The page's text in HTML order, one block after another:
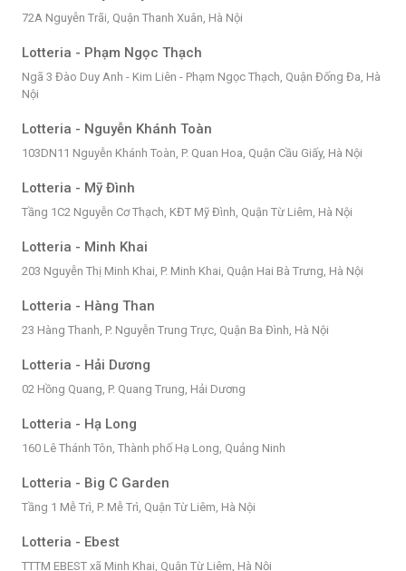
72A Nguyễn Trãi, Quận Thanh Xuân, Hà Nội
Lotteria - Phạm Ngọc Thạch
Ngã 3 Đào Duy Anh - Kim Liên - Phạm Ngọc Thạch, Quận Đống Đa, Hà
Nội
Lotteria - Nguyễn Khánh Toàn
103DN11 Nguyễn Khánh Toàn, P. Quan Hoa, Quận Cầu Giấy, Hà Nội
Lotteria - Mỹ Đình
Tầng 1C2 Nguyễn Cơ Thạch, KĐT Mỹ Đình, Quận Từ Liêm, Hà Nội
Lotteria - Minh Khai
203 Nguyễn Thị Minh Khai, P. Minh Khai, Quận Hai Bà Trưng, Hà Nội
Lotteria - Hàng Than
23 Hàng Thanh, P. Nguyễn Trung Trực, Quận Ba Đình, Hà Nội
Lotteria - Hải Dương
02 Hồng Quang, P. Quang Trung, Hải Dương
Lotteria - Hạ Long
160 Lê Thánh Tôn, Thành phố Hạ Long, Quảng Ninh
Lotteria - Big C Garden
Tầng 1 Mễ Trì, P. Mễ Trì, Quận Từ Liêm, Hà Nội
Lotteria - Ebest
TTTM EBEST xã Minh Khai, Quận Từ Liêm, Hà Nội